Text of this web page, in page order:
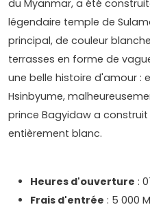
du Myanmar, a été
légendaire temple de
principal, de couleur
terrasses en forme de
une belle histoire d'amour :
Hsinbyume,
prince Bagyidaw a
entièrement blanc.
Heures d'ouverture :
Frais d'entrée : 5 000